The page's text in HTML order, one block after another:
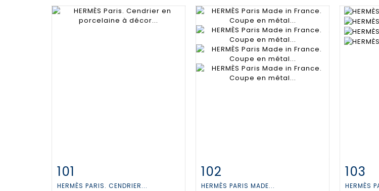
Fiche détaillée
101
HERMÈS PARIS. CENDRIER...
Fiche détaillée
102
HERMÈS PARIS MADE...
Fiche
103
HERMÈS